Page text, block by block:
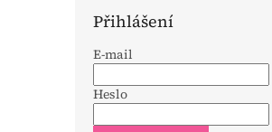
Přihlášení
E-mail
Heslo